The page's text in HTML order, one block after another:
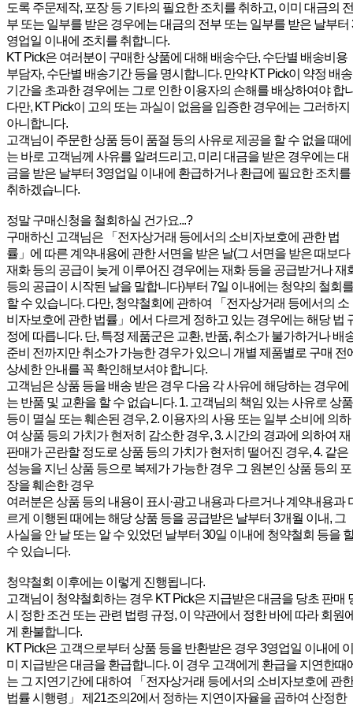
도록 주문제작, 포장 등 기타의 필요한 조치를 취하고, 이미 대금의 전
부 또는 일부를 받은 경우에는 대금의 전부 또는 일부를 받은 날부터
영업일 이내에 조치를 취합니다.
KT Pick은 여러분이 구매한 상품에 대해 배송수단, 수단별 배송비용
부담자, 수단별 배송기간 등을 명시합니다. 만약 KT Pick이 약정 배송
기간을 초과한 경우에는 그로 인한 이용자의 손해를 배상하여야 합
다만, KT Pick이 고의 또는 과실이 없음을 입증한 경우에는 그러하지
아니합니다.
고객님이 주문한 상품 등이 품절 등의 사유로 제공을 할 수 없을 때에
는 바로 고객님께 사유를 알려드리고, 미리 대금을 받은 경우에는 대
금을 받은 날부터 3영업일 이내에 환급하거나 환급에 필요한 조치를
취하겠습니다.
정말 구매신청을 철회하실 건가요...?
구매하신 고객님은 「전자상거래 등에서의 소비자보호에 관한 법
률」에 따른 계약내용에 관한 서면을 받은 날(그 서면을 받은 때보다
재화 등의 공급이 늦게 이루어진 경우에는 재화 등을 공급받거나 재
등의 공급이 시작된 날을 말합니다)부터 7일 이내에는 청약의 철회를
할 수 있습니다. 다만, 청약철회에 관하여 「전자상거래 등에서의 소
비자보호에 관한 법률」에서 다르게 정하고 있는 경우에는 해당 법
정에 따릅니다. 단, 특정 제품군은 교환, 반품, 취소가 불가하거나 배
준비 전까지만 취소가 가능한 경우가 있으니 개별 제품별로 구매 전
상세한 안내를 꼭 확인해보셔야 합니다.
고객님은 상품 등을 배송 받은 경우 다음 각 사유에 해당하는 경우에
는 반품 및 교환을 할 수 없습니다. 1. 고객님의 책임 있는 사유로 상품
등이 멸실 또는 훼손된 경우, 2. 이용자의 사용 또는 일부 소비에 의하
여 상품 등의 가치가 현저히 감소한 경우, 3. 시간의 경과에 의하여 재
판매가 곤란할 정도로 상품 등의 가치가 현저히 떨어진 경우, 4. 같은
성능을 지닌 상품 등으로 복제가 가능한 경우 그 원본인 상품 등의 포
장을 훼손한 경우
여러분은 상품 등의 내용이 표시·광고 내용과 다르거나 계약내용과
르게 이행된 때에는 해당 상품 등을 공급받은 날부터 3개월 이내, 그
사실을 안 날 또는 알 수 있었던 날부터 30일 이내에 청약철회 등을
수 있습니다.
청약철회 이후에는 이렇게 진행됩니다.
고객님이 청약철회하는 경우 KT Pick은 지급받은 대금을 당초 판매
시 정한 조건 또는 관련 법령 규정, 이 약관에서 정한 바에 따라 회원
게 환불합니다.
KT Pick은 고객으로부터 상품 등을 반환받은 경우 3영업일 이내에 이
미 지급받은 대금을 환급합니다. 이 경우 고객에게 환급을 지연한때
는 그 지연기간에 대하여 「전자상거래 등에서의 소비자보호에 관한
법률 시행령」 제21조의2에서 정하는 지연이자율을 곱하여 산정한